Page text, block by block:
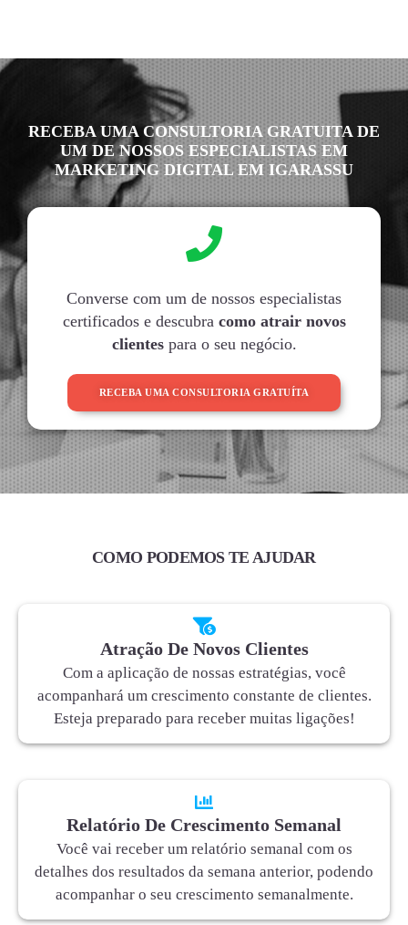
RECEBA UMA CONSULTORIA GRATUITA DE
UM DE NOSSOS ESPECIALISTAS EM
MARKETING DIGITAL EM IGARASSU
Converse com um de nossos especialistas
certificados e descubra como atrair novos
clientespara o seu negócio.
RECEBA UMA CONSULTORIA GRATUÍTA
COMO PODEMOS TE AJUDAR
Atração De Novos Clientes
Com a aplicação de nossas estratégias, você
acompanhará um crescimento constante de clientes.
Esteja preparado para receber muitas ligações!
Relatório De Crescimento Semanal
Você vai receber um relatório semanal com os
detalhes dos resultados da semana anterior, podendo
acompanhar o seu crescimento semanalmente.